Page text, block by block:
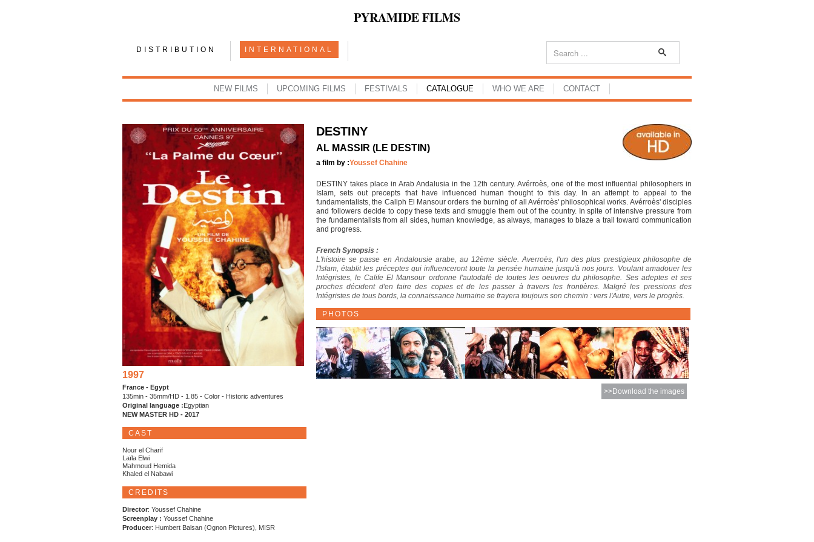
PYRAMIDE FILMS
DISTRIBUTION INTERNATIONAL
NEW FILMS UPCOMING FILMS FESTIVALS CATALOGUE WHO WE ARE CONTACT
1997
France - Egypt
135min - 35mm/HD - 1.85 - Color - Historic adventures
Original language : Egyptian
NEW MASTER HD - 2017
CAST
Nour el Charif
Laïla Elwi
Mahmoud Hemida
Khaled el Nabawi
CREDITS
Director: Youssef Chahine
Screenplay : Youssef Chahine
Producer: Humbert Balsan (Ognon Pictures), MISR
DESTINY
AL MASSIR (LE DESTIN)
a film by :Youssef Chahine
DESTINY takes place in Arab Andalusia in the 12th century. Avérroès, one of the most influential philosophers in
Islam, sets out precepts that have influenced human thought to this day. In an attempt to appeal to the
fundamentalists, the Caliph El Mansour orders the burning of all Avérroès' philosophical works. Avérroès' disciples
and followers decide to copy these texts and smuggle them out of the country. In spite of intensive pressure from
the fundamentalists from all sides, human knowledge, as always, manages to blaze a trail toward communication
and progress.
French Synopsis :
L'histoire se passe en Andalousie arabe, au 12ème siècle. Averroès, l'un des plus prestigieux philosophe de
l'Islam, établit les préceptes qui influenceront toute la pensée humaine jusqu'à nos jours. Voulant amadouer les
Intégristes, le Calife El Mansour ordonne l'autodafé de toutes les oeuvres du philosophe. Ses adeptes et ses
proches décident d'en faire des copies et de les passer à travers les frontières. Malgré les pressions des
Intégristes de tous bords, la connaissance humaine se frayera toujours son chemin : vers l'Autre, vers le progrès.
PHOTOS
>>Download the images